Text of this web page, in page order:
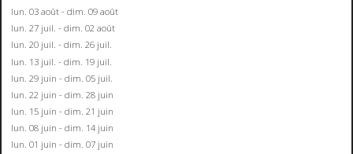
lun. 03 août - dim. 09 août
lun. 27 juil. - dim. 02 août
lun. 20 juil. - dim. 26 juil.
lun. 13 juil. - dim. 19 juil.
lun. 29 juin - dim. 05 juil.
lun. 22 juin - dim. 28 juin
lun. 15 juin - dim. 21 juin
lun. 08 juin - dim. 14 juin
lun. 01 juin - dim. 07 juin